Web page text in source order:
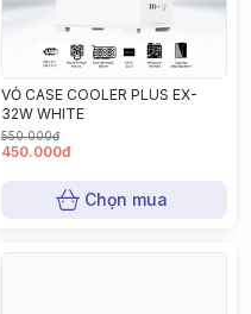
VỎ CASE COOLER PLUS EX-
32W WHITE
550.000đ
450.000đ
Chọn mua